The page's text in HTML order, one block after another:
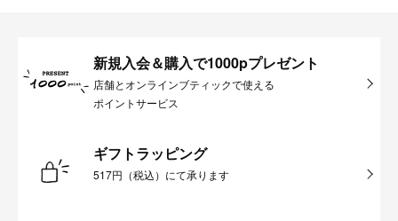
新規入会＆購入で1000pプレゼント
店舗とオンラインブティックで使える
ポイントサービス
ギフトラッピング
517円（税込）にて承ります